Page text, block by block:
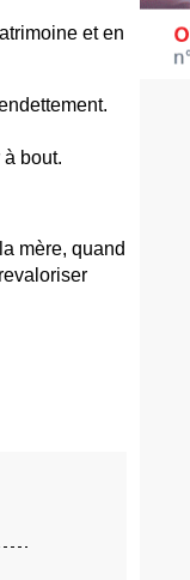
et en
bout.
mère, quand